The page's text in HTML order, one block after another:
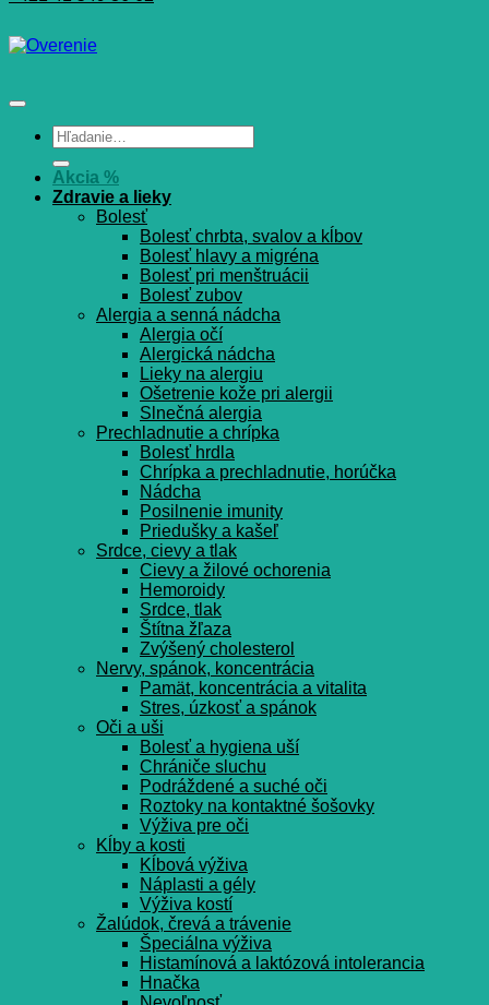
Hľadať:
Akcia %
Zdravie a lieky
Bolesť
Bolesť chrbta, svalov a kĺbov
Bolesť hlavy a migréna
Bolesť pri menštruácii
Bolesť zubov
Alergia a senná nádcha
Alergia očí
Alergická nádcha
Lieky na alergiu
Ošetrenie kože pri alergii
Slnečná alergia
Prechladnutie a chrípka
Bolesť hrdla
Chrípka a prechladnutie, horúčka
Nádcha
Posilnenie imunity
Priedušky a kašeľ
Srdce, cievy a tlak
Cievy a žilové ochorenia
Hemoroidy
Srdce, tlak
Štítna žľaza
Zvýšený cholesterol
Nervy, spánok, koncentrácia
Pamät, koncentrácia a vitalita
Stres, úzkosť a spánok
Oči a uši
Bolesť a hygiena uší
Chrániče sluchu
Podráždené a suché oči
Roztoky na kontaktné šošovky
Výživa pre oči
Kĺby a kosti
Kĺbová výživa
Náplasti a gély
Výživa kostí
Žalúdok, črevá a trávenie
Špeciálna výživa
Histamínová a laktózová intolerancia
Hnačka